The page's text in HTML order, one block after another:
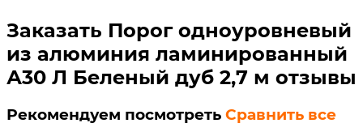
Заказать Порог одноуровневый
из алюминия ламинированный
А30 Л Беленый дуб 2,7 м отзывы
Рекомендуем посмотреть Сравнить все